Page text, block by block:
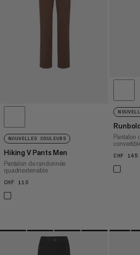
NOUVELLES COULEURS
Hiking V Pants Men
Pantalon de randonnée
quadriextensible
CHF 110
Pantalon
CHF 145